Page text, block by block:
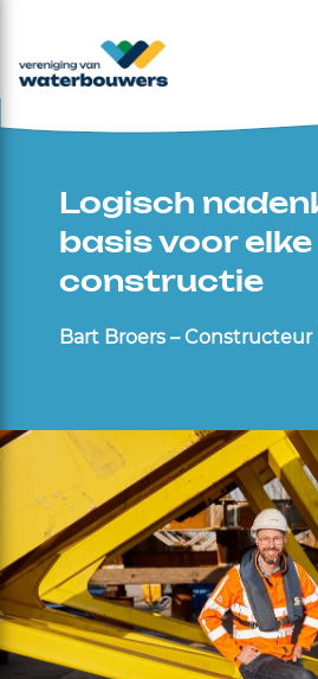
Logisch
basis voor elke
constructie
Bart Broers –